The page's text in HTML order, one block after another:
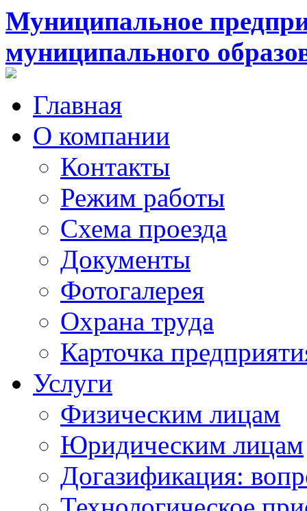
Муниципальное
муниципального
Главная
О компании
Контакты
Режим работы
Схема проезда
Документы
Фотогалерея
Охрана труда
Карточка
Услуги
Физическим лицам
Юридическим лицам
Догазификация: